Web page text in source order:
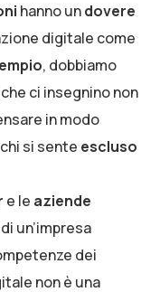
hanno undovere
digitale come
, dobbiamo
ci insegnino non
in modo
si sente escluso
e le aziende
un’impresa
dei
non è una